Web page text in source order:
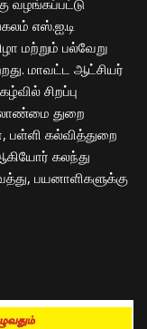
வழங்கப்பட்டு
எஸ்.ஐ.டி
மற்றும் பல்வேறு
மாவட்ட ஆட்சியர்
சிறப்பு
துறை
பள்ளி கல்வித்துறை
கலந்து
பயனாளிகளுக்கு